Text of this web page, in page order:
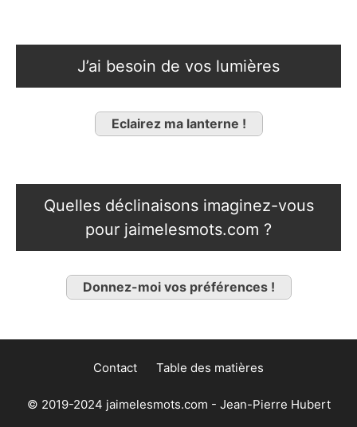
J’ai besoin de vos lumières
Eclairez ma lanterne !
Quelles déclinaisons imaginez-vous
pour jaimelesmots.com ?
Donnez-moi vos préférences !
Contact Table des matières
© 2019-2024 jaimelesmots.com - Jean-Pierre Hubert